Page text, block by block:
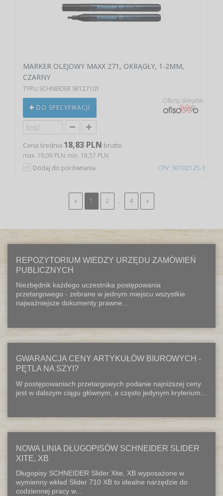
CPV: 30192125-3
MARKER OLEJOWY MAXX 271, OKRĄGŁY, 1-2MM,
CZARNY
TYPU SCHNEIDER SR127101
DO SPECYFIKACJI
Oferty sklepów
Cena średnia 18,83 PLN brutto
max. 19,09 PLN min. 18,57 PLN
Dodaj do porównania
1 2 ... 4
REPOZYTORIUM WIEDZY URZĘDU ZAMÓWIEŃ
PUBLICZNYCH
Niezbędnik każdego uczestnika postępowania
przetargowego - zebrane w jednym miejscu wszystkie
najważniejsze dokumenty prawne...
GWARANCJA CENY ARTYKUŁÓW BIUROWYCH -
PĘTLA NA SZYI?
W postępowaniach przetargowych podanie najniższej ceny
jest w dalszym ciągu głównym, a często jedynym kryterium...
NOWA LINIA DŁUGOPISÓW SCHNEIDER SLIDER
XITE, XB
Długopisy SCHNEIDER Slider Xite, XB wyposażone w
wymienny wkład Slider 710 XB to idealne narzędzie do
codziennej pracy w...